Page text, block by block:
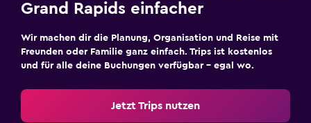
Grand Rapids einfacher
Wir machen dir die Planung, Organisation und Reise mit
Freunden oder Familie ganz einfach. Trips ist kostenlos
und für alle deine Buchungen verfügbar – egal wo.
Jetzt Trips nutzen